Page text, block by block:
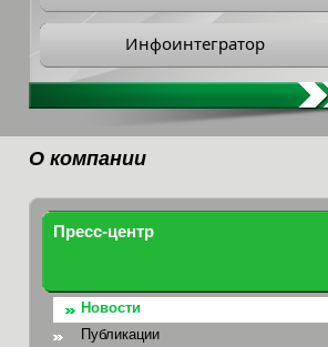
Инфоинтегратор
О компании
Пресс-центр
Новости
Публикации